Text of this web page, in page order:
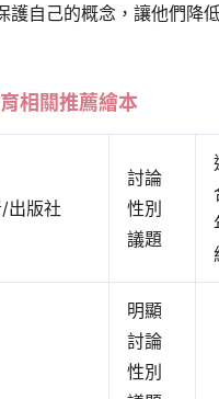
護自己的概念，讓他們降
相關推薦繪本
出版社
討論
性別
議題
明顯
討論
性別